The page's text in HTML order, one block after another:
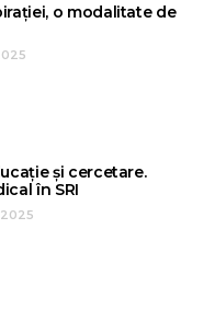
o modalitate de
și cercetare.
în SRI
2025